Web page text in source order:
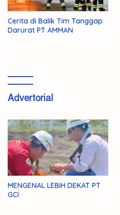
Cerita di Balik Tim Tanggap
Darurat PT AMMAN
Advertorial
MENGENAL LEBIH DEKAT PT
GCI